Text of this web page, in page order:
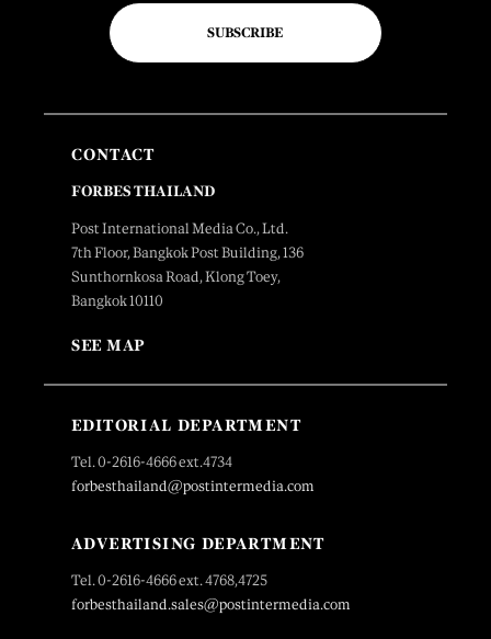
SUBSCRIBE
CONTACT
FORBES THAILAND
Post International Media Co., Ltd.
7th Floor, Bangkok Post Building, 136
Sunthornkosa Road, Klong Toey,
Bangkok 10110
SEE MAP
EDITORIAL DEPARTMENT
Tel. 0-2616-4666 ext.4734
forbesthailand@postintermedia.com
ADVERTISING DEPARTMENT
Tel. 0-2616-4666 ext. 4768,4725
forbesthailand.sales@postintermedia.com